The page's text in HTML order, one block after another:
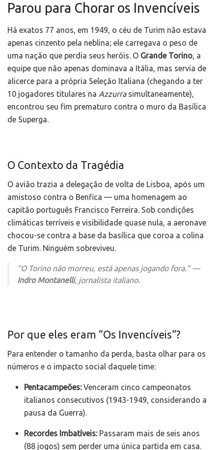
Parou para Chorar os Invencíveis
Há exatos 77 anos, em 1949, o céu de Turim não estava
apenas cinzento pela neblina; ele carregava o peso de
uma nação que perdia seus heróis. O Grande Torino, a
equipe que não apenas dominava a Itália, mas servia de
alicerce para a própria Seleção Italiana (chegando a ter
10 jogadores titulares na Azzurrasimultaneamente),
encontrou seu fim prematuro contra o muro da Basílica
de Superga.
O Contexto da Tragédia
O avião trazia a delegação de volta de Lisboa, após um
amistoso contra o Benfica — uma homenagem ao
capitão português Francisco Ferreira. Sob condições
climáticas terríveis e visibilidade quase nula, a aeronave
chocou-se contra a base da basílica que coroa a colina
de Turim. Ninguém sobreviveu.
“O Torino não morreu, está apenas jogando fora.”—
Indro Montanelli, jornalista italiano.
Por que eles eram “Os Invencíveis”?
Para entender o tamanho da perda, basta olhar para os
números e o impacto social daquele time:
Pentacampeões:Venceram cinco campeonatos
italianos consecutivos (1943-1949, considerando a
pausa da Guerra).
Recordes Imbatíveis:Passaram mais de seis anos
(88 jogos) sem perder uma única partida em casa.